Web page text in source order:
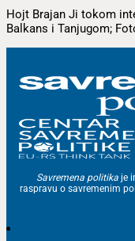
Hojt Brajan Ji tokom
Balkans i Tanjugom;
Savremena politika je
raspravu o savremenim